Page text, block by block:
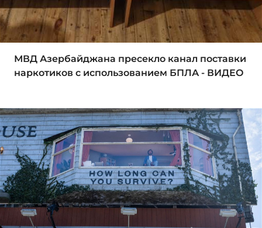
МВД Азербайджана пресекло канал поставки
наркотиков с использованием БПЛА - ВИДЕО